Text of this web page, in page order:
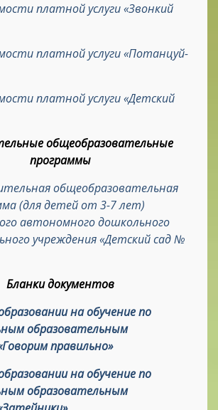
платной услуги «Звонкий
платной услуги «Потанцуй-
платной услуги «Детский
общеобразовательные
программы
общеобразовательная
(для детей от 3-7 лет)
автономного дошкольного
учреждения «Детский сад №
Бланки документов
на обучение по
образовательным
правильно»
на обучение по
образовательным